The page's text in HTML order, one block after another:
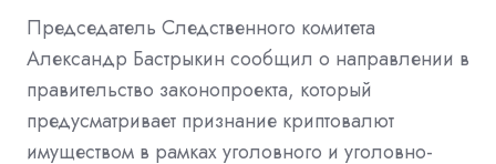
Председатель Следственного комитета
Александр Бастрыкин сообщил о направлении в
правительство законопроекта, который
предусматривает признание криптовалют
имуществом в рамках уголовного и уголовно-